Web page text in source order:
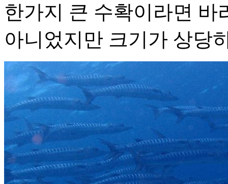
한가지 큰 수확이라면 바
아니었지만 크기가 상당